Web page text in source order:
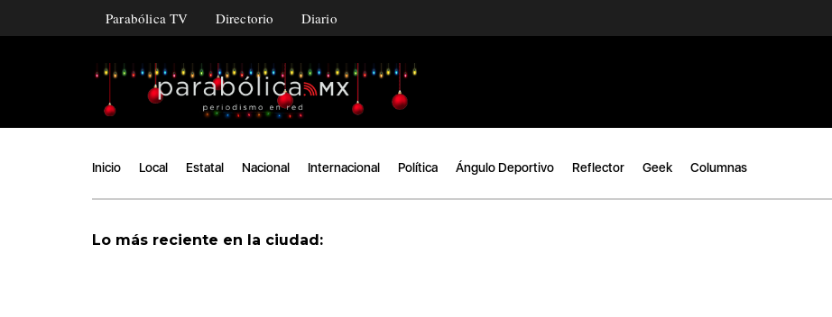
Parabólica TV Directorio Diario
Inicio Local Estatal Nacional Internacional Política Ángulo Deportivo Reflector Geek Columnas
Lo más reciente en la ciudad: